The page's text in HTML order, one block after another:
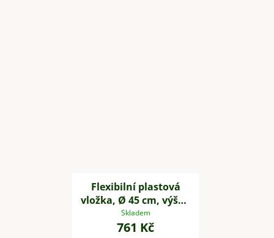
Flexibilní plastová
vložka, Ø 45 cm, výška
35 cm
Skladem
761 Kč